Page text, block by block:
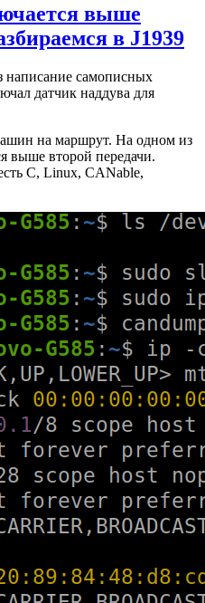
выше
в J1939
самописных
датчик наддува для
на маршрут. На одном из
выше второй передачи.
C, Linux, CANable,